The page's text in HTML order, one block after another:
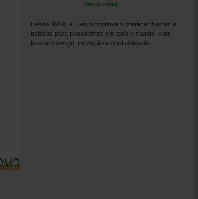
Ver opiniões
Desde 1958, a Daïwa continua a oferecer hastes e
bobinas para pescadores em todo o mundo, com
foco em design, inovação e confiabilidade.